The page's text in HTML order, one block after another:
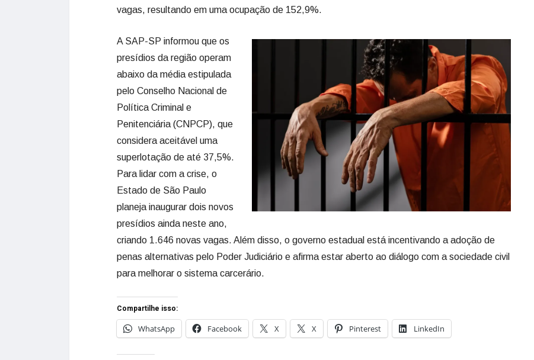
vagas, resultando em uma ocupação de 152,9%.
A SAP-SP informou que os
presídios da região operam
abaixo da média estipulada
pelo Conselho Nacional de
Política Criminal e
Penitenciária (CNPCP), que
considera aceitável uma
superlotação de até 37,5%.
Para lidar com a crise, o
Estado de São Paulo
planeja inaugurar dois novos
presídios ainda neste ano,
criando 1.646 novas vagas. Além disso, o governo estadual está incentivando a adoção de
penas alternativas pelo Poder Judiciário e afirma estar aberto ao diálogo com a sociedade civil
para melhorar o sistema carcerário.
Compartilhe isso:
WhatsApp
Facebook X X Pinterest LinkedIn